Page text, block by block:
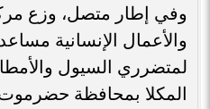
وفي إطار متصل، وزع
والأعمال الإنسانية
لمتضرري السيول
المكلا بمحافظة